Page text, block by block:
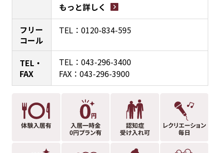
もっと詳しく
フリー
コール
TEL： 0120-834-595
TEL・
FAX
TEL： 043-296-3400
FAX：043-296-3900